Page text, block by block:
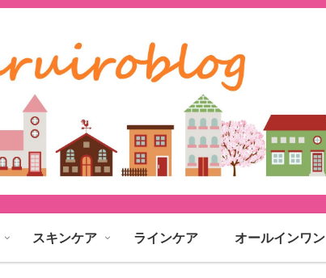
スキンケア ラインケア オールインワン